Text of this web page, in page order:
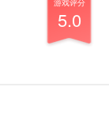
游戏评分
5.0